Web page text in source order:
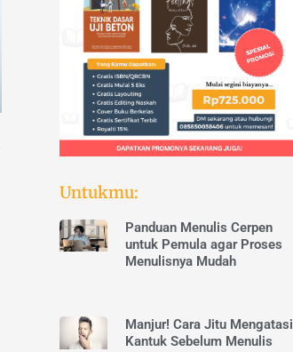
Untukmu:
Panduan Menulis Cerpen
untuk Pemula agar Proses
Menulisnya Mudah
Manjur! Cara Jitu Mengatasi
Kantuk Sebelum Menulis